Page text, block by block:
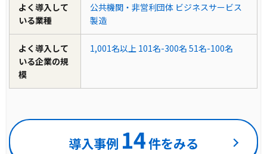
よく導入して
いる業種
公共機関・非営利団体 ビジネスサービス
製造
よく導入して
いる企業の規
模
1,001名以上 101名-300名 51名-100名
導入事例 14件をみる